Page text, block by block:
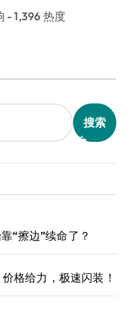
- 1,396 热度
搜索
“擦边”续命了？
格给力，极速闪装！